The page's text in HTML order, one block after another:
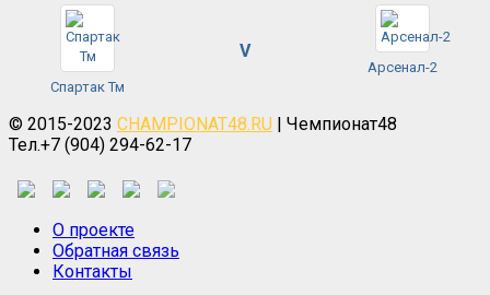
Спартак Тм
V
Арсенал-2
© 2015-2023 CHAMPIONAT48.RU | Чемпионат48
Тел.+7 (904) 294-62-17
О проекте
Обратная связь
Контакты